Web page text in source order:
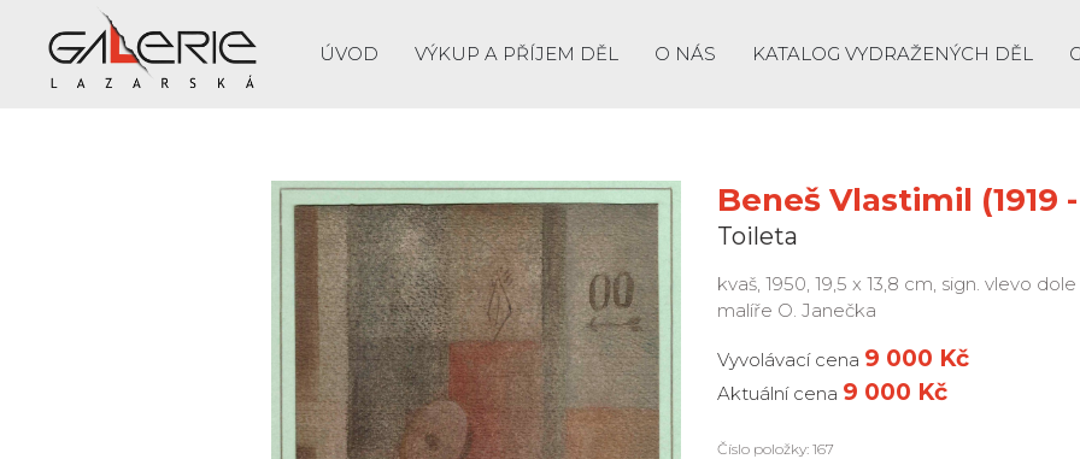
ÚVOD VÝKUP A PŘÍJEM DĚL O NÁS KATALOG VYDRAŽENÝCH DĚL
Beneš Vlastimil (1919 -
Toileta
kvaš, 1950, 19,5 x 13,8 cm, sign. vlevo
malíře O. Janečka
Vyvolávací cena 9 000 Kč
Aktuální cena 9 000 Kč
Číslo položky: 167